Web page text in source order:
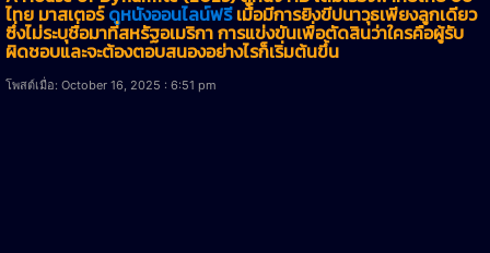
ไทย มาสเตอร์ดูหนังออนไลน์ฟรีเมื่อมีการยิงขีปนาวุธเพียงลูกเดียว
ซึ่งไม่ระบุชื่อมาที่สหรัฐอเมริกา การแข่งขันเพื่อตัดสินว่าใครคือผู้รับ
ผิดชอบและจะต้องตอบสนองอย่างไรก็เริ่มต้นขึ้น
โพสต์เมื่อ: October 16, 2025 : 6:51 pm